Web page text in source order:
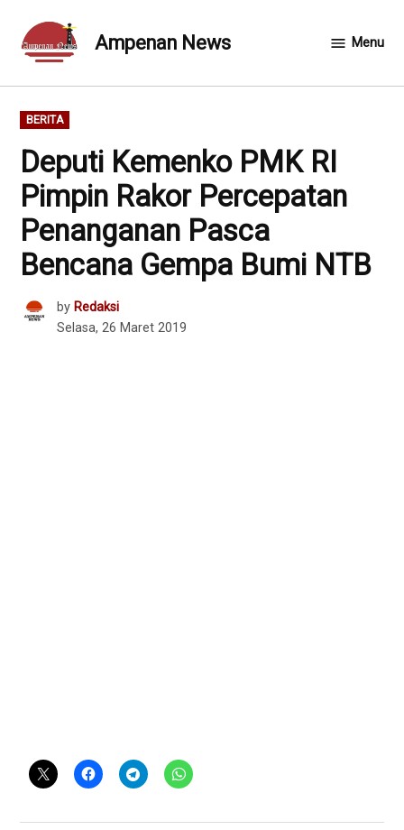
content
Ampenan News Menu
POSTED
IN
BERITA
Deputi Kemenko PMK RI
Pimpin Rakor Percepatan
Penanganan Pasca
Bencana Gempa Bumi NTB
by Redaksi
Selasa, 26 Maret 2019